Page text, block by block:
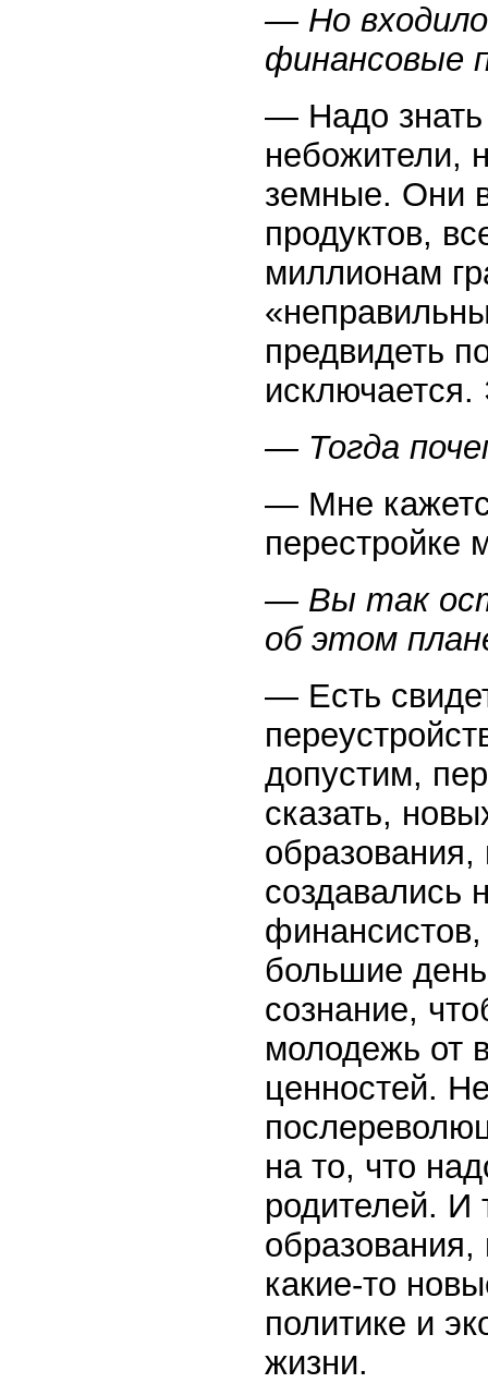
— Но
финансовые
— Надо знать
небожители,
земные. Они
продуктов,
миллионам
предвидеть
— Тогда
— Мне
перестройке
— Вы так
об этом
— Есть
допустим,
сказать,
создавались
большие
сознание,
молодежь от
ценностей.
на то, что
родителей. И
образования,
какие-то
политике и
жизни.